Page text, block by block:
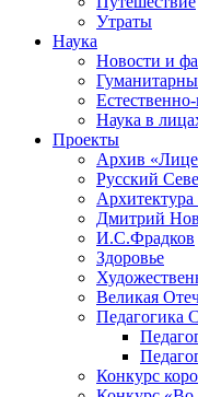
Утраты
Наука
Новости и
Наука в
Проекты
Архив
Русский
Архитектура
Дмитрий
И.С.Фрадков
Здоровье
Великая
Педагогика
Конкурс